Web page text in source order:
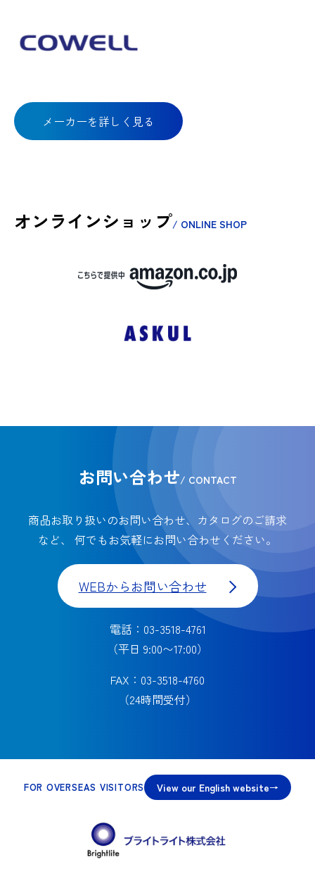
メーカーを詳しく見る
オンラインショップ/ ONLINE SHOP
お問い合わせ/ CONTACT
商品お取り扱いのお問い合わせ、カタログのご請求
など、
何でもお気軽にお問い合わせください。
WEBからお問い合わせ
電話：03-3518-4761
（平日 9:00〜17:00）
FAX：03-3518-4760
（24時間受付）
FOR OVERSEAS VISITORS View our English website